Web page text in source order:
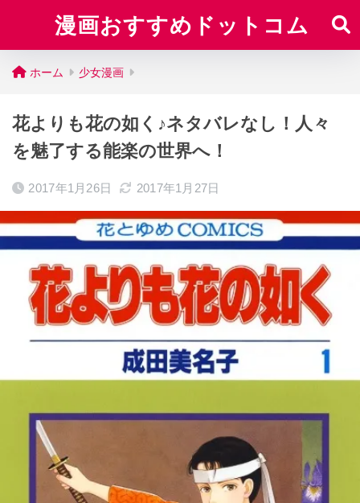
漫画おすすめドットコム
ホーム 少女漫画
花よりも花の如く♪ネタバレなし！人々
を魅了する能楽の世界へ！
2017年1月26日 2017年1月27日